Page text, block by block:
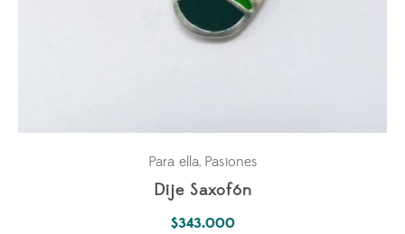
Para ella, Pasiones
Dije Saxofón
$343.000